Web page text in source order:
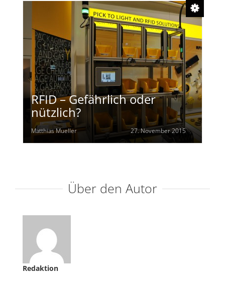
RFID – Gefährlich oder
nützlich?
Matthias Mueller 27. November 2015
Über den Autor
Redaktion